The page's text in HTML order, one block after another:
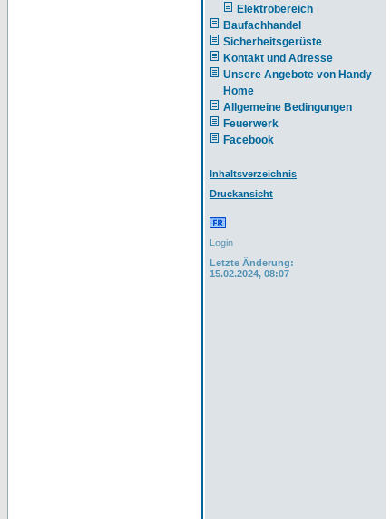
Elektrobereich
Baufachhandel
Sicherheitsgerüste
Kontakt und Adresse
Unsere Angebote von Handy
Home
Allgemeine Bedingungen
Feuerwerk
Facebook
Inhaltsverzeichnis
Druckansicht
Login
Letzte Änderung:
15.02.2024, 08:07